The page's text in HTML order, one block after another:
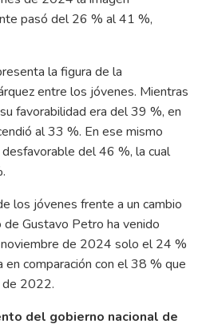
pasó del 26 % al 41 %,
la figura de la
entre los jóvenes. Mientras
favorabilidad era del 39 %, en
al 33 %. En ese mismo
del 46 %, la cual
los jóvenes frente a un cambio
Gustavo Petro ha venido
de 2024 solo el 24 %
comparación con el 38 % que
de 2022.
del gobierno nacional de